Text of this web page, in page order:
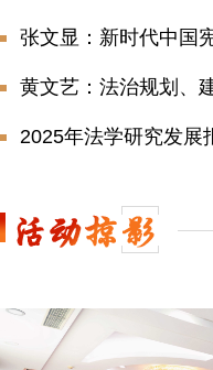
张文显：新时代中国
黄文艺：法治规划、
2025年法学研究发展